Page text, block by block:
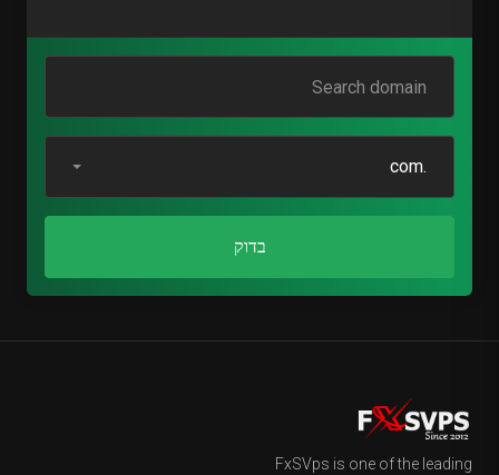
.com
בדוק
FxSVps is one of the leading